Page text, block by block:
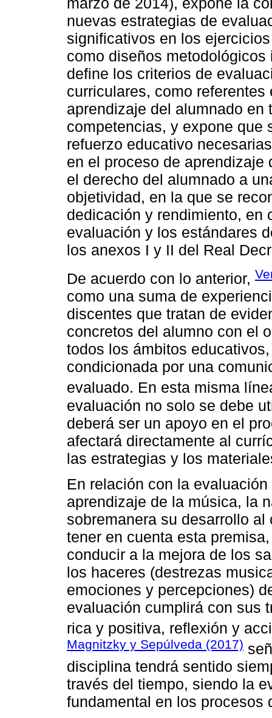
nuevas estrategias de
significativos en los
como diseños
define los criterios de
curriculares, como
aprendizaje del alumnado
competencias, y expone que
refuerzo educativo
en el proceso de
el derecho del alumnado a
objetividad, en la que se
dedicación y rendimiento, en
evaluación y los estándares
los anexos I y II del Real
De acuerdo con lo anterior,
como una suma de
discentes que tratan de
concretos del alumno con el
todos los ámbitos
condicionada por una
evaluado. En esta misma
evaluación no solo se debe
deberá ser un apoyo en el
afectará directamente al
las estrategias y los
En relación con la
aprendizaje de la música, la
sobremanera su desarrollo
tener en cuenta esta
conducir a la mejora de los
los haceres (destrezas
emociones y percepciones)
evaluación cumplirá con sus
rica y positiva, reflexión y
Magnitzky y Sepúlveda (2017)
disciplina tendrá sentido
través del tiempo, siendo la
fundamental en los procesos